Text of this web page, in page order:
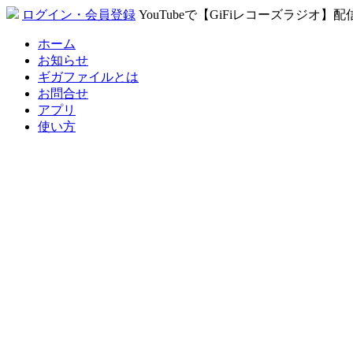
ログイン・会員登録 YouTubeで【GiFiレコーズラジオ】配
ホーム
お知らせ
ギガファイルとは
お問合せ
アプリ
使い方